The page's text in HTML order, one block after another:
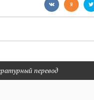
перевод